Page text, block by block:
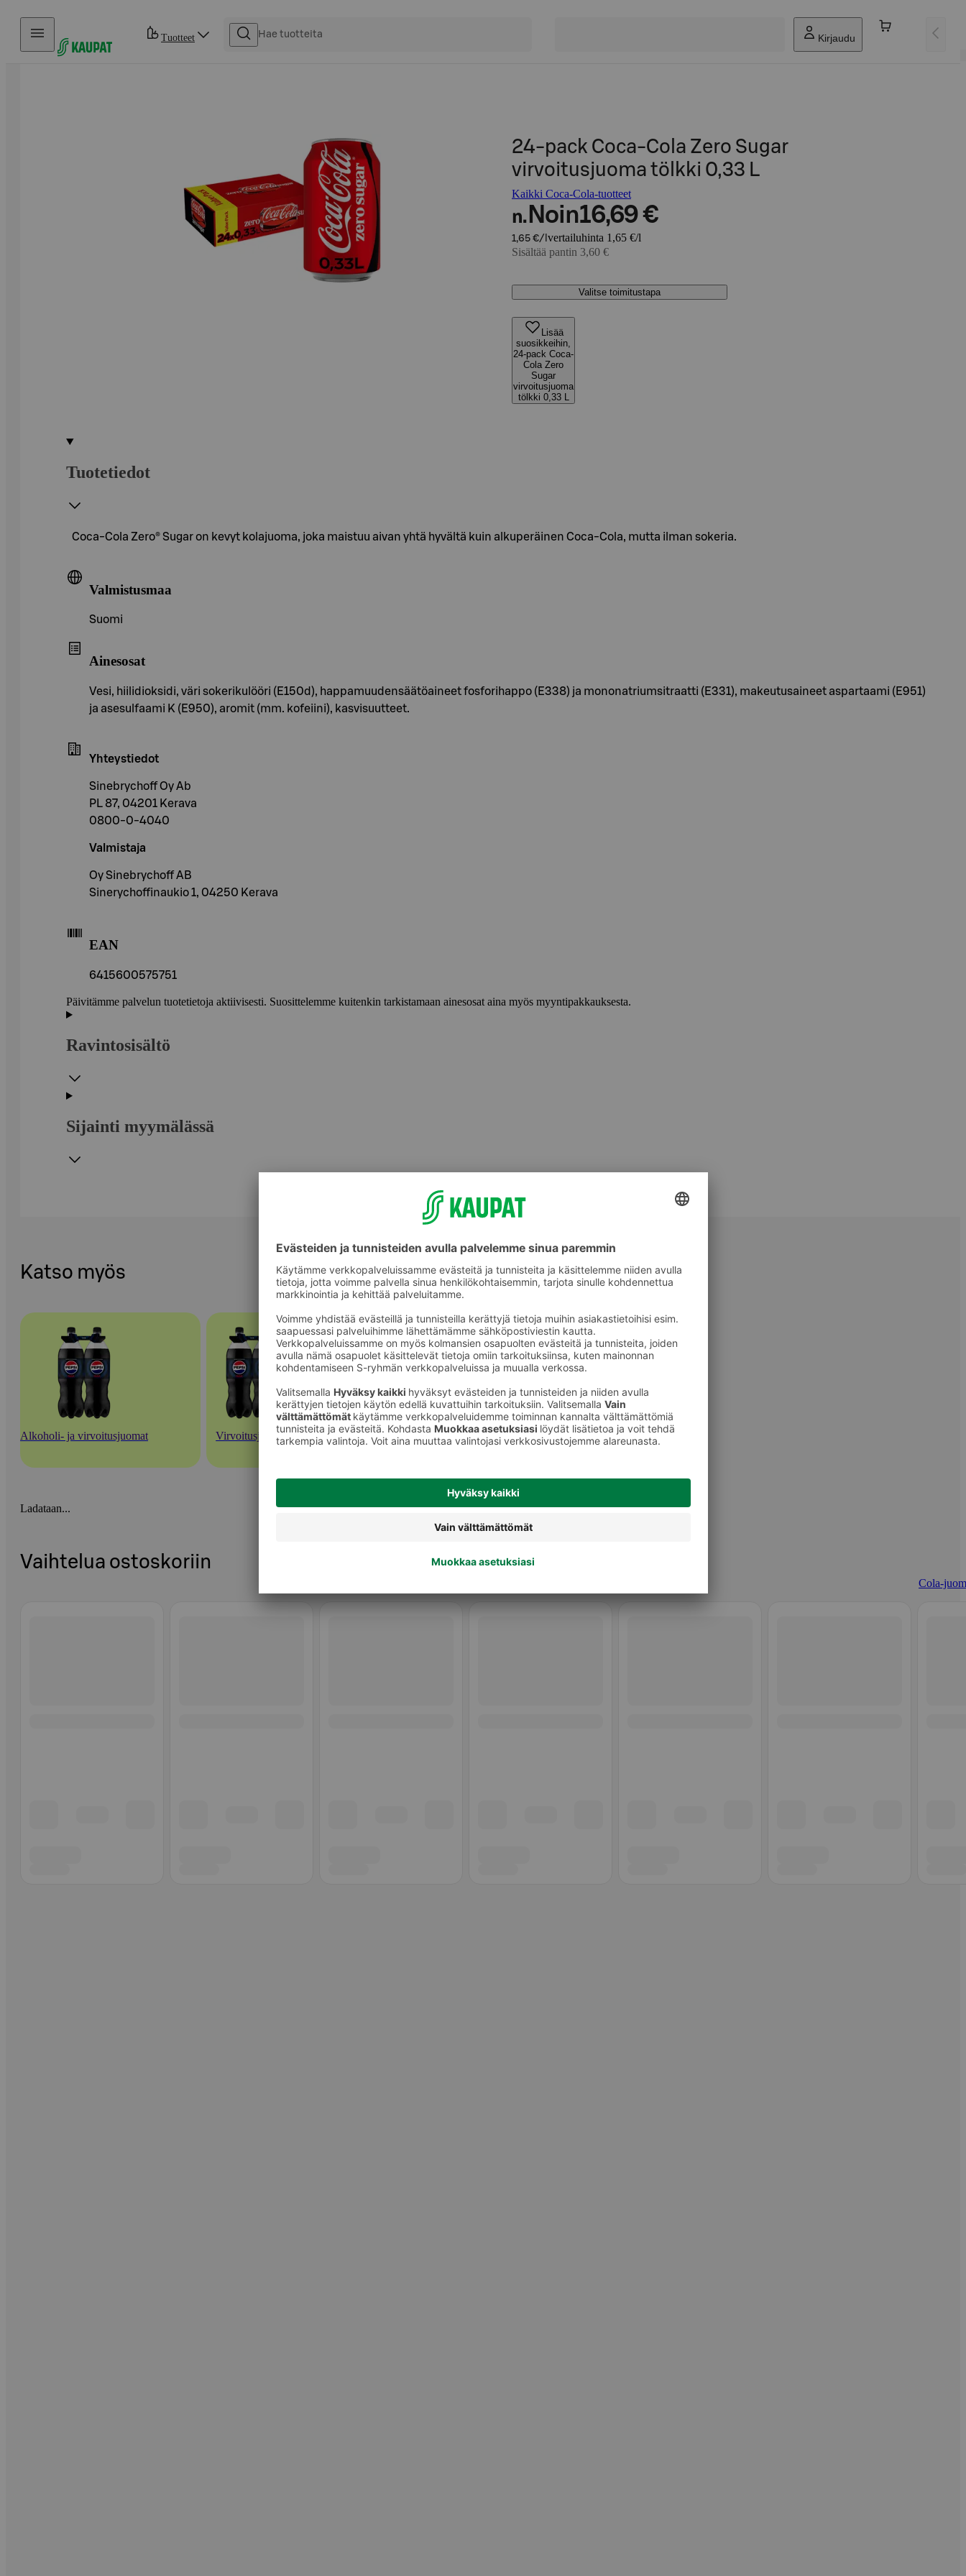
Hyppää sisältöön
Tuotteet Kirjaudu
24-pack Coca-Cola Zero Sugar
virvoitusjuoma tölkki 0,33 L
Kaikki Coca-Cola-tuotteet
n. Noin16,69 €
1,65 €/l vertailuhinta 1,65 €/l
Sisältää pantin 3,60 €
Valitse toimitustapa
Lisää
suosikkeihin,
24-pack Coca-
Cola Zero
Sugar
virvoitusjuoma
tölkki 0,33 L
Tuotetiedot
Coca-Cola Zero® Sugar on kevyt kolajuoma, joka maistuu aivan yhtä hyvältä kuin alkuperäinen Coca-Cola, mutta ilman sokeria.
Valmistusmaa
Suomi
Ainesosat
Vesi, hiilidioksidi, väri sokerikulööri (E150d), happamuudensäätöaineet fosforihappo (E338) ja mononatriumsitraatti (E331), makeutusaineet aspartaami (E951)
ja asesulfaami K (E950), aromit (mm. kofeiini), kasvisuutteet.
Yhteystiedot
Sinebrychoff Oy Ab
PL 87, 04201 Kerava
0800-0-4040
Valmistaja
Oy Sinebrychoff AB
Sinerychoffinaukio 1, 04250 Kerava
EAN
6415600575751
Päivitämme palvelun tuotetietoja aktiivisesti. Suosittelemme kuitenkin tarkistamaan ainesosat aina myös myyntipakkauksesta.
Ravintosisältö
Sijainti myymälässä
Katso myös
Alkoholi- ja virvoitusjuomat Virvoitusjuomat Cola-juomat
Ladataan...
Vaihtelua ostoskoriin
Cola-